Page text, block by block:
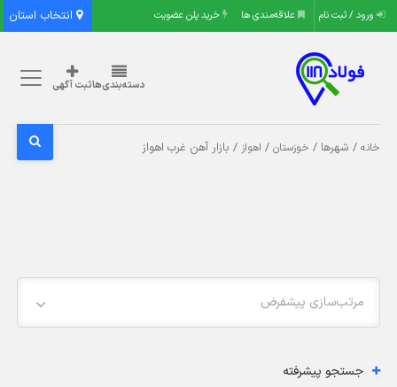
انتخاب استان ورود / ثبت نام علاقه‌مندی ها خرید پلن عضویت
دسته‌بندی‌هاثبت آگهی
خانه / شهرها / خوزستان / اهواز / بازار آهن غرب اهواز
مرتب‌سازی پیشفرض
جستجو پیشرفته